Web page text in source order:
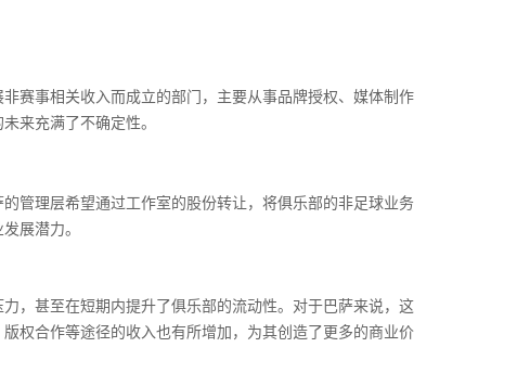
赛事相关收入而成立的部门，主要从事品牌授权、媒体制作
来充满了不确定性。
管理层希望通过工作室的股份转让，将俱乐部的非足球业务
展潜力。
，甚至在短期内提升了俱乐部的流动性。对于巴萨来说，这
权合作等途径的收入也有所增加，为其创造了更多的商业价